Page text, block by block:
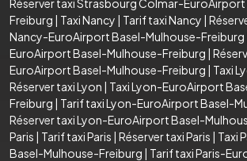
Freiburg | Taxi Nancy | Tarif taxi Nancy |
Nancy-EuroAirport Basel-Mulhouse-Freiburg
EuroAirport Basel-Mulhouse-Freiburg |
EuroAirport Basel-Mulhouse-Freiburg | Taxi
Réserver taxi Lyon | Taxi Lyon-EuroAirport
Freiburg | Tarif taxi Lyon-EuroAirport Basel-
Réserver taxi Lyon-EuroAirport Basel-
Paris | Tarif taxi Paris | Réserver taxi Paris | Taxi
Basel-Mulhouse-Freiburg | Tarif taxi Paris-